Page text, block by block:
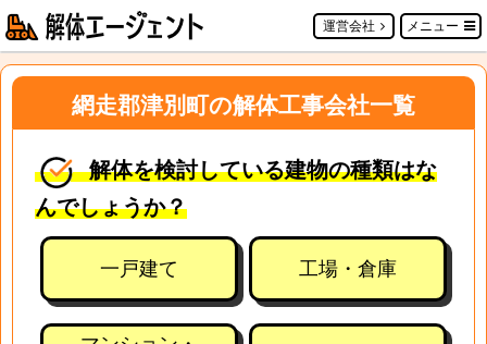
運営会社 メニュー
網走郡津別町の解体工事会社一覧
解体を検討している建物の種類はな
んでしょうか？
一戸建て 工場・倉庫